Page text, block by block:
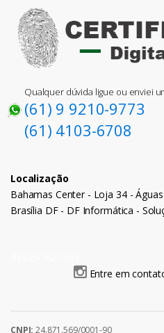
Qualquer dúvida ligue ou enviei
(61) 9 9210-9773
(61) 4103-6708
Localização
Bahamas Center - Loja 34 - Águas
Brasília DF - DF Informática -
Entre em
CNPJ: 24.871.569/0001-90